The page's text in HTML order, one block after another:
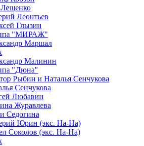
Леонтьев
Глызин
"МИРАЖ"
Маршал
Малинин
"Дюна"
Рыбин и Наталья Сенчукова
Сенчукова
Любавин
Журавлева
Седогина
Юрин (экс. На-На)
Соколов (экс. На-На)